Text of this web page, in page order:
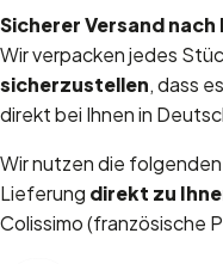
Sicherer Versand
Wir verpacken jedes
sicherzustellen, dass
direkt bei Ihnen in
Wir nutzen die
Lieferung direkt zu
Colissimo (französische